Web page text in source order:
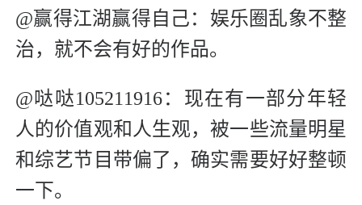
@赢得江湖赢得自己：娱乐圈乱象不整
治，就不会有好的作品。
@哒哒105211916：现在有一部分年轻
人的价值观和人生观，被一些流量明星
和综艺节目带偏了，确实需要好好整顿
一下。